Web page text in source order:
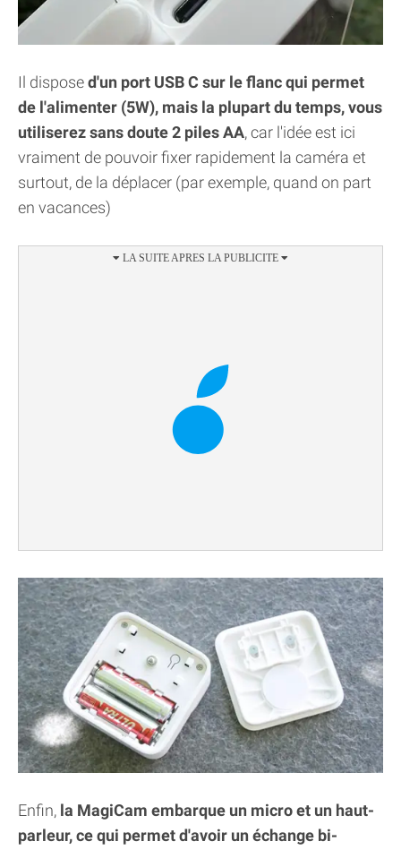
Il disposed'un port USB C sur le flanc qui permet
de l'alimenter (5W), mais la plupart du temps, vous
utiliserez sans doute 2 piles AA, car l'idée est ici
vraiment de pouvoir fixer rapidement la caméra et
surtout, de la déplacer (par exemple, quand on part
en vacances)
Enfin, la MagiCam embarque un micro et un haut-
parleur, ce qui permet d'avoir un échange bi-